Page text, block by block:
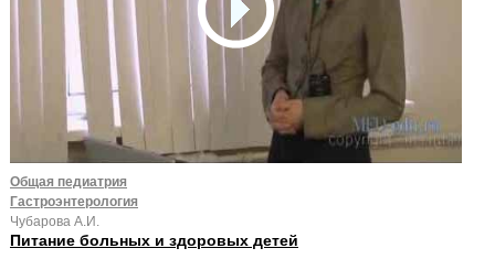
Общая педиатрия
Гастроэнтерология
Чубарова А.И.
Питание больных и здоровых детей